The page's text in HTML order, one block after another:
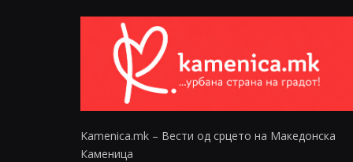
Kamenica.mk – Вести од срцето на Македонска
Каменица